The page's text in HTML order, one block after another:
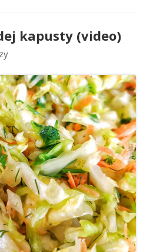
kapusty (video)